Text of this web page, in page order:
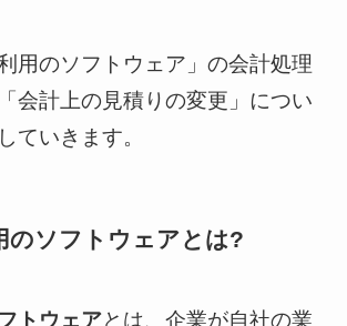
用のソフトウェア」の会計処理
会計上の見積りの変更」につい
ていきます。
のソフトウェアとは?
トウェアとは、企業が自社の業